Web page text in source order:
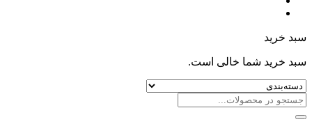
سبد خرید
سبد خرید شما خالی است.